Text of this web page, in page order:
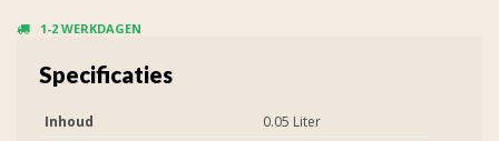
1-2 WERKDAGEN
Specificaties
Inhoud
0.05 Liter